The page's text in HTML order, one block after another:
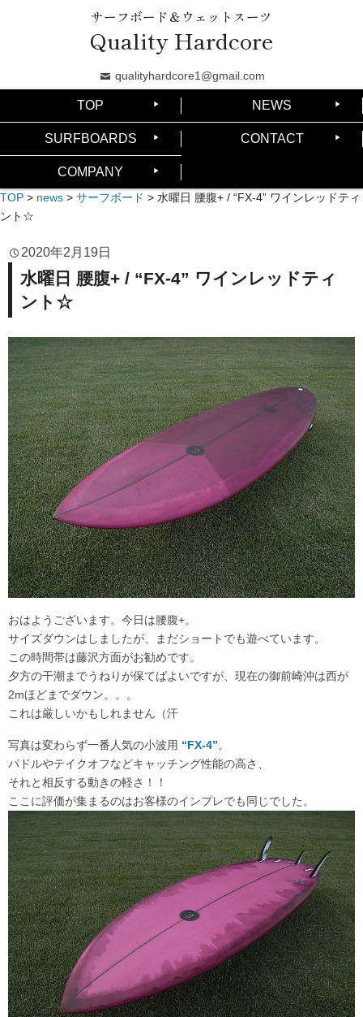
サーフボード＆ウェットスーツ
Quality Hardcore
qualityhardcore1@gmail.com
TOP NEWS
SURFBOARDS CONTACT
COMPANY
TOP > news > サーフボード > 水曜日 腰腹+ / “FX-4” ワインレッドティ
ント☆
2020年2月19日
水曜日 腰腹+ / “FX-4” ワインレッドティ
ント☆
おはようございます。今日は腰腹+。
サイズダウンはしましたが、まだショートでも遊べています。
この時間帯は藤沢方面がお勧めです。
夕方の干潮までうねりが保てばよいですが、現在の御前崎沖は西が
2mほどまでダウン。。。
これは厳しいかもしれません（汗
写真は変わらず一番人気の小波用 “FX-4”。
パドルやテイクオフなどキャッチング性能の高さ、
それと相反する動きの軽さ！！
ここに評価が集まるのはお客様のインプレでも同じでした。